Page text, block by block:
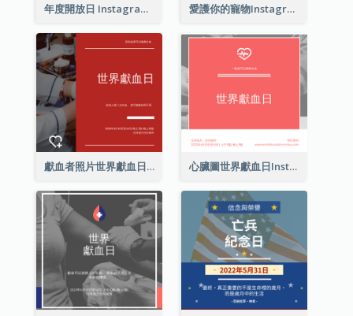
年度開放日 Instagram 帖子 愛護你的寵物Instagram帖子
獻血者照片世界獻血日Instagram帖子 心臟圖世界獻血日Instagram帖子